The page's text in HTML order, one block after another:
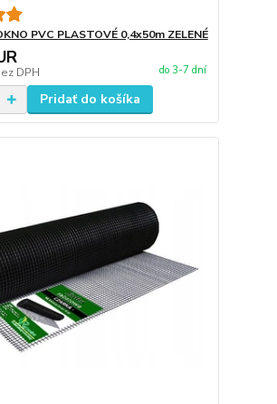
PVC PLASTOVÉ 0,4x50m ZELENÉ
DPH do 3-7 dní
Pridať do košíka